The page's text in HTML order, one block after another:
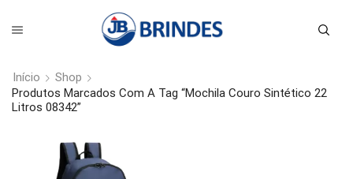
Início
Shop
Produtos Marcados Com A Tag “Mochila Couro Sintético 22
Litros 08342”